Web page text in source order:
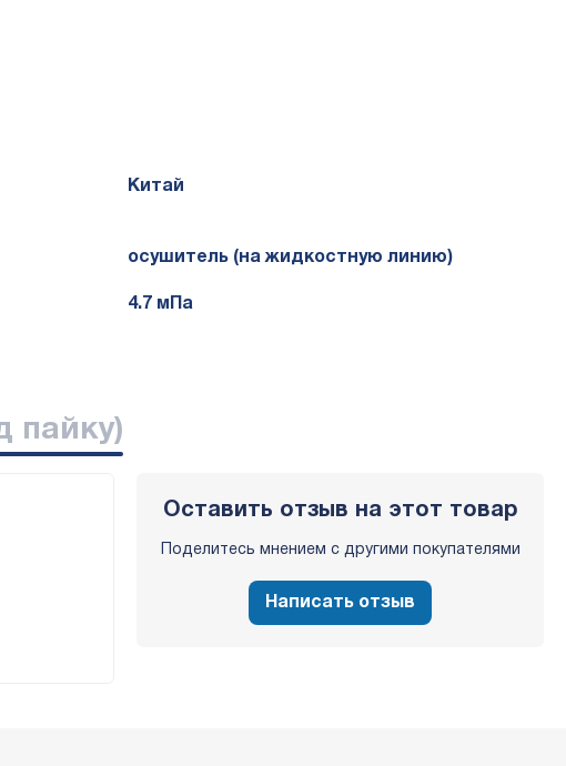
Китай
осушитель (на жидкостную линию)
4.7 мПа
пайку)
Оставить отзыв на этот товар
Поделитесь мнением с другими покупателями
Написать отзыв